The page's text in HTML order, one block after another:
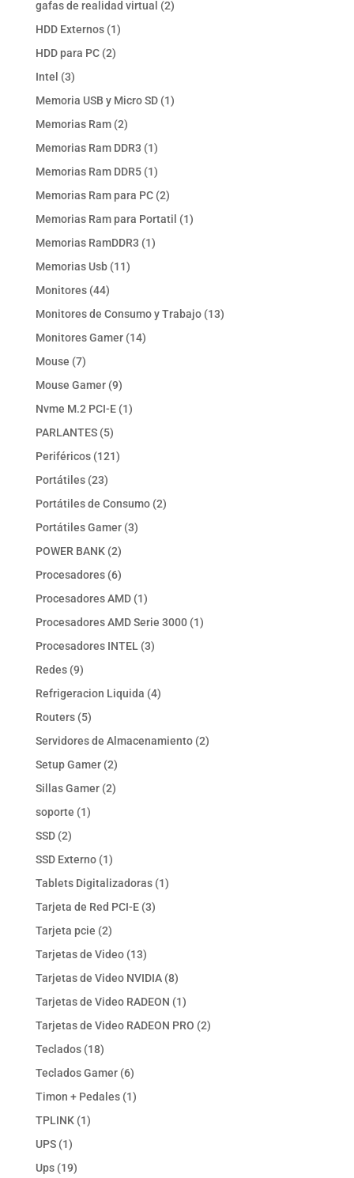
gafas de realidad virtual 22
HDD Externos 11
HDD para PC 22
Intel 33
productos
Memoria USB y Micro SD 11
Memorias Ram 22
productos
Memorias Ram DDR3 11
producto
Memorias Ram DDR5 11
producto
Memorias Ram para PC 22
productos
Memorias Ram para Portatil 11
Memorias RamDDR3 11
Memorias Usb 1111
Monitores 4444
productos
Monitores de Consumo y Trabajo 1313
Monitores Gamer 1414
Mouse 77
productos
Mouse Gamer 99
productos
Nvme M.2 PCI-E 11
PARLANTES 55
productos
Periféricos 121121
Portátiles 2323
productos
Portátiles de Consumo 22
Portátiles Gamer 33
POWER BANK 22
productos
Procesadores 66
productos
Procesadores AMD 11
producto
Procesadores AMD Serie 3000 11
Procesadores INTEL 33
Redes 99
productos
Refrigeracion Liquida 44
Routers 55
productos
Servidores de Almacenamiento 22
Setup Gamer 22
productos
Sillas Gamer 22
soporte 11
SSD 22
productos
SSD Externo 11
producto
Tablets Digitalizadoras 11
Tarjeta de Red PCI-E 33
Tarjeta pcie 22
productos
Tarjetas de Video 1313
productos
Tarjetas de Video NVIDIA 88
productos
Tarjetas de Video RADEON 11
producto
Tarjetas de Video RADEON PRO 22
Teclados 1818
productos
Teclados Gamer 66
productos
Timon + Pedales 11
TPLINK 11
UPS 11
producto
Ups 1919